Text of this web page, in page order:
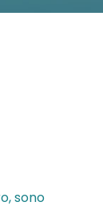
sono